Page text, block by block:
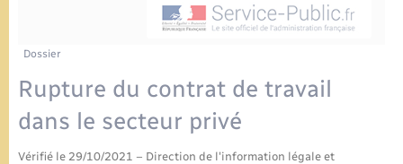
Parrainage civil
Associations
Nouvel habitant
Location de salle
Dossier
Rupture du contrat de travail
dans le secteur privé
Vérifié le 29/10/2021 – Direction de l'information légale et